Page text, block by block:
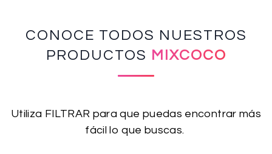
CONOCE TODOS NUESTROS
PRODUCTOS MIXCOCO
Utiliza FILTRAR para que puedas encontrar más
fácil lo que buscas.